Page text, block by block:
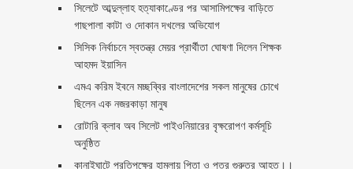
সিলেটে আব্দুল্লাহ হত্যাকাণ্ডের পর আসামিপক্ষের বাড়িতে
গাছপালা কাটা ও দোকান দখলের অভিযোগ
সিসিক নির্বাচনে স্বতন্ত্র মেয়র প্রার্থীতা ঘোষণা দিলেন শিক্ষক
আহমদ ইয়াসিন
এমএ করিম ইবনে মচ্ছব্বির বাংলাদেশের সকল মানুষের চোখে
ছিলেন এক নজরকাড়া মানুষ ‎
রোটারি ক্লাব অব সিলেট পাইওনিয়ারের বৃক্ষরোপণ কর্মসূচি
অনুষ্ঠিত
কানাইঘাটে প্রতিপক্ষের হামলায় পিতা ও পুত্র গুরুতর আহত।।